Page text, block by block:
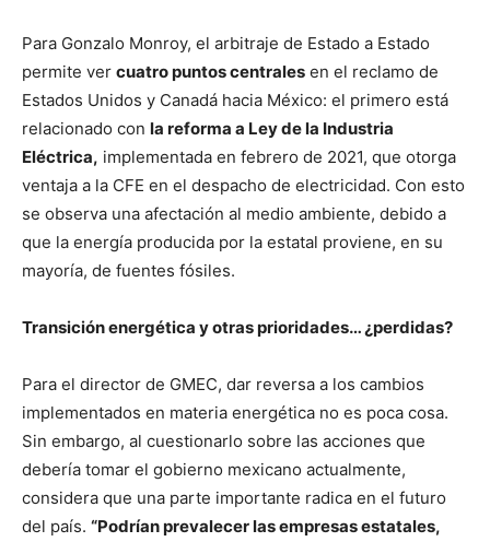
Para Gonzalo Monroy, el arbitraje de Estado a Estado
permite ver cuatro puntos centrales en el reclamo de
Estados Unidos y Canadá hacia México: el primero está
relacionado con la reforma a Ley de la Industria
Eléctrica, implementada en febrero de 2021, que otorga
ventaja a la CFE en el despacho de electricidad. Con esto
se observa una afectación al medio ambiente, debido a
que la energía producida por la estatal proviene, en su
mayoría, de fuentes fósiles.
Transición energética y otras prioridades… ¿perdidas?
Para el director de GMEC, dar reversa a los cambios
implementados en materia energética no es poca cosa.
Sin embargo, al cuestionarlo sobre las acciones que
debería tomar el gobierno mexicano actualmente,
considera que una parte importante radica en el futuro
del país. “Podrían prevalecer las empresas estatales,